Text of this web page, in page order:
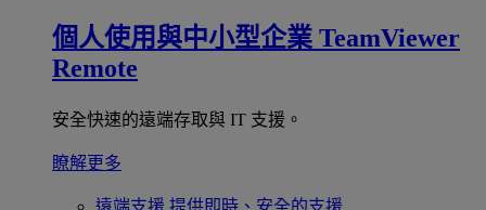
個人使用與中小型企業 TeamViewer
Remote
安全快速的遠端存取與 IT 支援。
瞭解更多
遠端支援 提供即時、安全的支援